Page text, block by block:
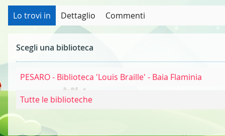
Lo trovi in Dettaglio Commenti
Scegli una biblioteca
PESARO - Biblioteca 'Louis Braille' - Baia Flaminia
Tutte le biblioteche